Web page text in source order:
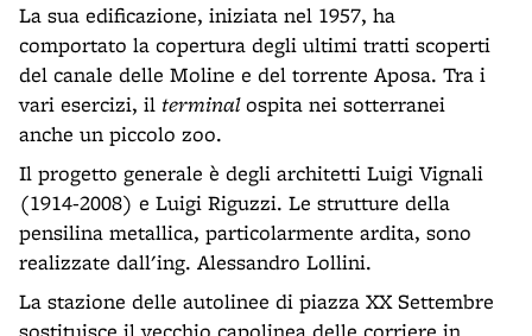
La sua edificazione, iniziata nel 1957, ha
comportato la copertura degli ultimi tratti scoperti
del canale delle Moline e del torrente Aposa. Tra i
vari esercizi, il terminalospita nei sotterranei
anche un piccolo zoo.
Il progetto generale è degli architetti Luigi Vignali
(1914-2008) e Luigi Riguzzi. Le strutture della
pensilina metallica, particolarmente ardita, sono
realizzate dall'ing. Alessandro Lollini.
La stazione delle autolinee di piazza XX Settembre